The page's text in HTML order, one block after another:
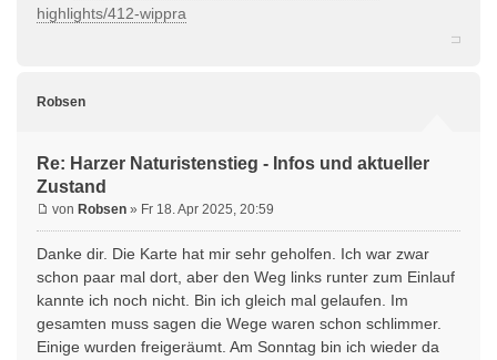
highlights/412-wippra
Robsen
Re: Harzer Naturistenstieg - Infos und aktueller
Zustand
von Robsen » Fr 18. Apr 2025, 20:59
Danke dir. Die Karte hat mir sehr geholfen. Ich war zwar
schon paar mal dort, aber den Weg links runter zum Einlauf
kannte ich noch nicht. Bin ich gleich mal gelaufen. Im
gesamten muss sagen die Wege waren schon schlimmer.
Einige wurden freigeräumt. Am Sonntag bin ich wieder da